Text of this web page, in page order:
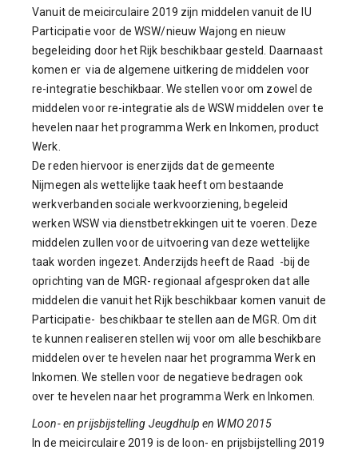
Vanuit de meicirculaire 2019 zijn middelen vanuit de IU
Participatie voor de WSW/nieuw Wajong en nieuw
begeleiding door het Rijk beschikbaar gesteld. Daarnaast
komen er via de algemene uitkering de middelen voor
re-integratie beschikbaar. We stellen voor om zowel de
middelen voor re-integratie als de WSW middelen over te
hevelen naar het programma Werk en Inkomen, product
Werk.
De reden hiervoor is enerzijds dat de gemeente
Nijmegen als wettelijke taak heeft om bestaande
werkverbanden sociale werkvoorziening, begeleid
werken WSW via dienstbetrekkingen uit te voeren. Deze
middelen zullen voor de uitvoering van deze wettelijke
taak worden ingezet. Anderzijds heeft de Raad -bij de
oprichting van de MGR- regionaal afgesproken dat alle
middelen die vanuit het Rijk beschikbaar komen vanuit de
Participatie- beschikbaar te stellen aan de MGR. Om dit
te kunnen realiseren stellen wij voor om alle beschikbare
middelen over te hevelen naar het programma Werk en
Inkomen. We stellen voor de negatieve bedragen ook
over te hevelen naar het programma Werk en Inkomen.
Loon- en prijsbijstelling Jeugdhulp en WMO 2015
In de meicirculaire 2019 is de loon- en prijsbijstelling 2019